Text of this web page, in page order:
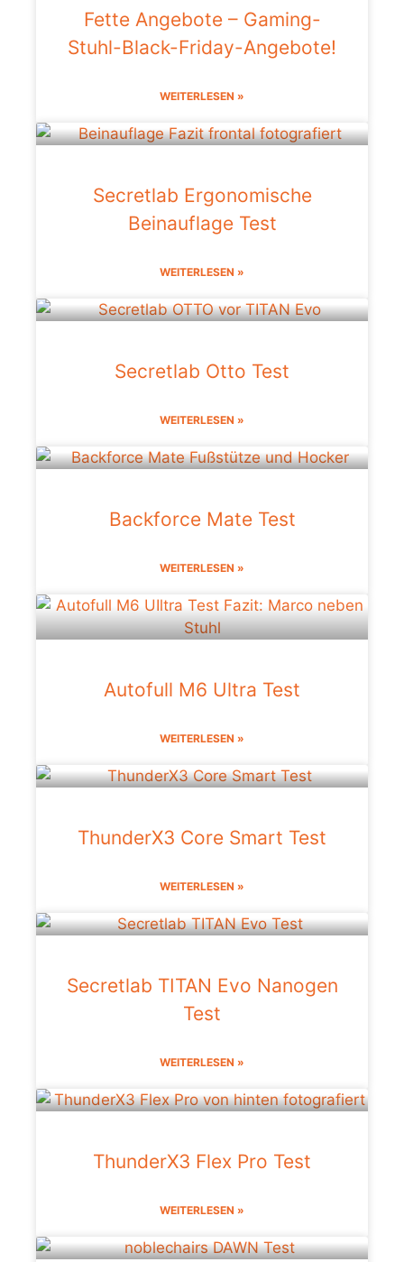
Fette Angebote – Gaming-
Stuhl-Black-Friday-Angebote!
WEITERLESEN »
Secretlab Ergonomische
Beinauflage Test
WEITERLESEN »
Secretlab Otto Test
WEITERLESEN »
Backforce Mate Test
WEITERLESEN »
Autofull M6 Ultra Test
WEITERLESEN »
ThunderX3 Core Smart Test
WEITERLESEN »
Secretlab TITAN Evo Nanogen
Test
WEITERLESEN »
ThunderX3 Flex Pro Test
WEITERLESEN »